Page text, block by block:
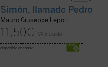
Simón, llamado Pedro
Mauro Giuseppe Lepori
11,50€ IVA incluido
disponible en ebook: